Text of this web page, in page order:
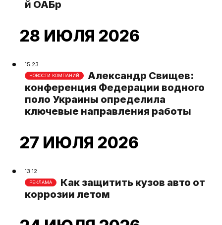
й ОАБр
28 ИЮЛЯ 2026
15:23
НОВОСТИ КОМПАНИЙ
Александр Свищев:
конференция Федерации водного
поло Украины определила
ключевые направления работы
27 ИЮЛЯ 2026
13:12
РЕКЛАМА
Как защитить кузов авто от
коррозии летом